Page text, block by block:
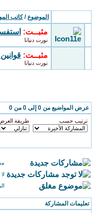
الموضوع/كاتب
مثبــت:
نورت دنيانا
مثبــت:
نورت دنيانا
عرض المواضيع من 0 إلى 0 من 0
ترتيب حسب طريقة
تعليمات المشاركة